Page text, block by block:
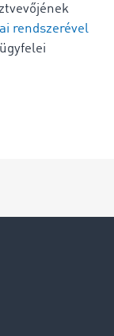
rendszerével